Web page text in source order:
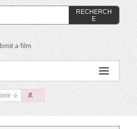
RECHERCH
E
a film
B.